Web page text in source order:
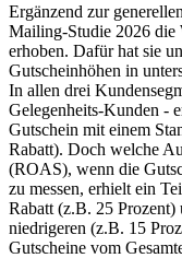
Ergänzend zur
Mailing-Studie 2026 die
erhoben. Dafür hat sie
Gutscheinhöhen in
In allen drei
Gelegenheits-Kunden -
Gutschein mit einem
Rabatt). Doch welche
(ROAS), wenn die
zu messen, erhielt ein
Rabatt (z.B. 25
niedrigeren (z.B. 15
Gutscheine vom